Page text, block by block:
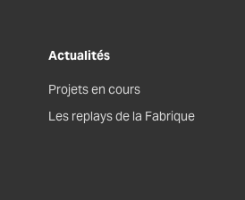
Actualités
Projets en cours
Les replays de la Fabrique